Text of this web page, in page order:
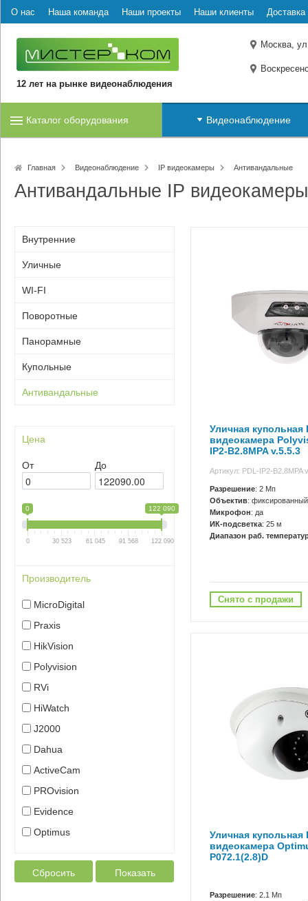
О нас Наша команда Наши проекты Наши клиенты Доставка
12 лет на рынке видеонаблюдения
Москва,
Каталог оборудования Видеонаблюдение
Главная Видеонаблюдение IP видеокамеры Антивандальные
Антивандальные IP видеокамеры
Внутренние
Уличные
WI-FI
Поворотные
Панорамные
Купольные
Антивандальные
Цена
От До
0 122 090
0 30 523 61 045 91 568 122 090
Производитель
MicroDigital
Praxis
HikVision
Polyvision
RVi
HiWatch
J2000
Dahua
ActiveCam
PROvision
Evidence
Optimus
Сбросить Показать
Уличная купольная
видеокамера
IP2-B2.8MPA v.5.5.3
Артикул: PDL-IP2-B2.8MPA
Разрешение: 2 Мп
Объектив: фиксированный
Микрофон: да
ИК-подсветка: 25 м
Диапазон раб.
Снято с продажи
Уличная купольная
видеокамера
P072.1(2.8)D
Разрешение: 2.1 Мп